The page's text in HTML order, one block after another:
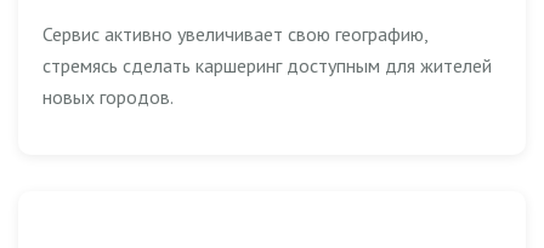
Сервис активно увеличивает свою географию,
стремясь сделать каршеринг доступным для жителей
новых городов.